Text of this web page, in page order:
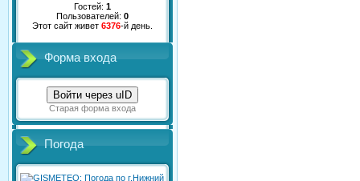
Гостей: 1
Пользователей: 0
Этот сайт живет 6376-й день.
Форма входа
Войти через uID
Старая форма входа
Погода